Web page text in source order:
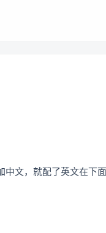
中文，就配了英文在下